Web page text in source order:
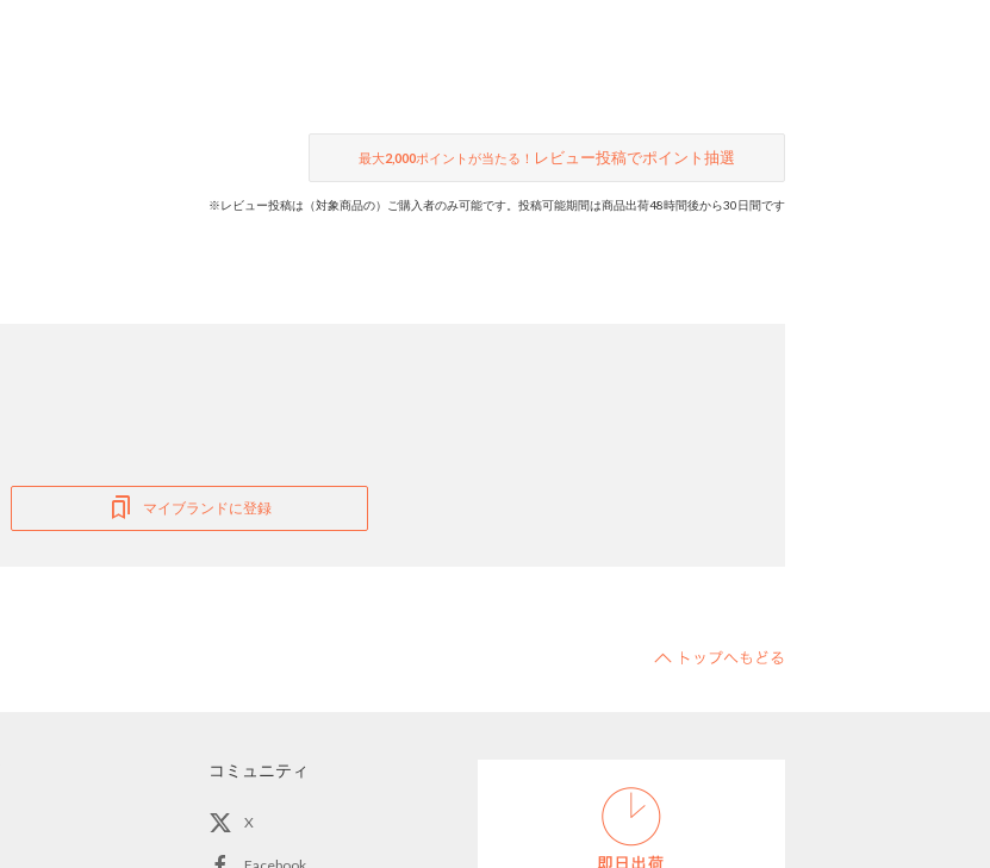
最大2,000ポイントが当たる！ レビュー投稿でポイント抽選
※レビュー投稿は（対象商品の）ご購入者のみ可能です。投稿可能期間は商品出荷48時間後から30日間です
マイブランドに登録
コミュニティ
X